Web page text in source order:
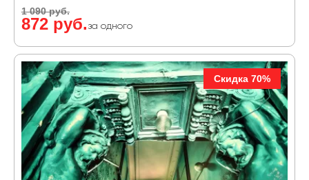
1 090 руб.
872 руб. за одного
Скидка 70%